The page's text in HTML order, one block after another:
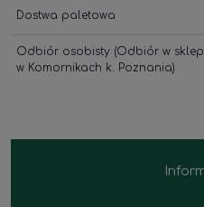
Dostwa paletowa
Odbiór osobisty (Odbiór w
w Komornikach k. Poznania)